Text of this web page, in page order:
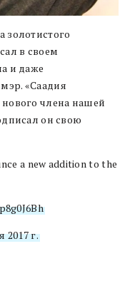
золотистого
в своем
и даже
«Саадия
члена нашей
он свою
a new addition to the
2017 г.